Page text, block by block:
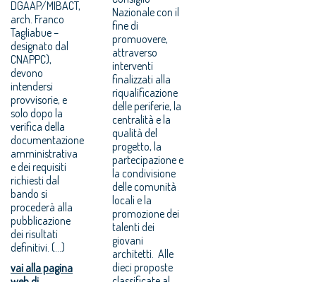
DGAAP/MIBACT,
arch. Franco
Tagliabue –
designato dal
CNAPPC),
devono
intendersi
provvisorie, e
solo dopo la
verifica della
documentazione
amministrativa
e dei requisiti
richiesti dal
bando si
procederà alla
pubblicazione
dei risultati
definitivi. (...)
vai alla pagina
Nazionale con il
fine di
promuovere,
attraverso
interventi
finalizzati alla
riqualificazione
delle periferie, la
centralità e la
qualità del
progetto, la
partecipazione e
la condivisione
delle comunità
locali e la
promozione dei
talenti dei
giovani
architetti. Alle
dieci proposte